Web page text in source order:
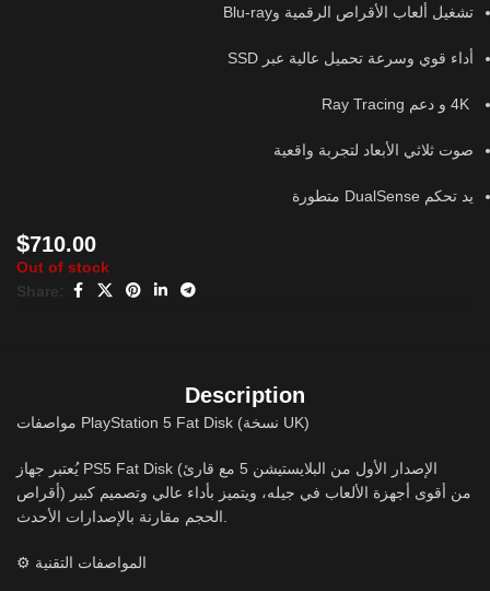
تشغيل ألعاب الأقراص الرقمية وBlu-ray
أداء قوي وسرعة تحميل عالية عبر SSD
4K و دعم Ray Tracing
صوت ثلاثي الأبعاد لتجربة واقعية
يد تحكم DualSense متطورة
$710.00
Out of stock
Share:
Description
مواصفات PlayStation 5 Fat Disk (نسخة UK)
يُعتبر جهاز PS5 Fat Disk (الإصدار الأول من البلايستيشن 5 مع قارئ
أقراص) من أقوى أجهزة الألعاب في جيله، ويتميز بأداء عالي وتصميم كبير
الحجم مقارنة بالإصدارات الأحدث.
⚙️ المواصفات التقنية